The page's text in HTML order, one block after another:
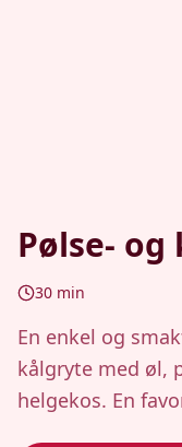
Pølse-
30 min
En enkel og
kålgryte med øl,
helgekos. En